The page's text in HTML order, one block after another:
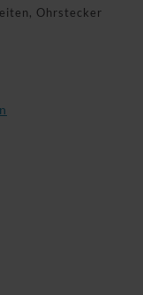
Ohrstecker